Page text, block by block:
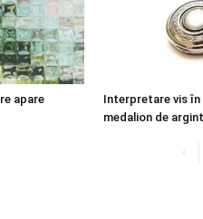
apare
Interpretare vis în
medalion de argint